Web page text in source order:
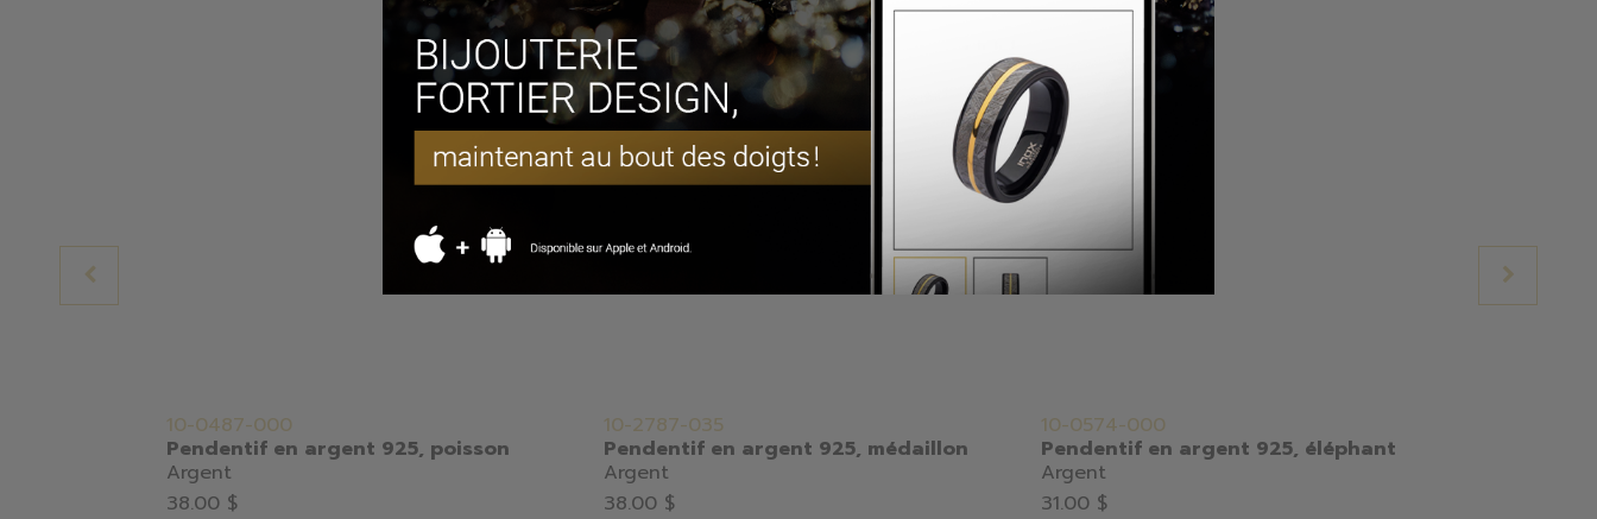
10-0487-000
Pendentif en argent 925, poisson
Argent
38.00 $
10-2787-035
Pendentif en argent 925, médaillon
Argent
38.00 $
10-0574-000
Pendentif en argent 925, éléphant
Argent
31.00 $